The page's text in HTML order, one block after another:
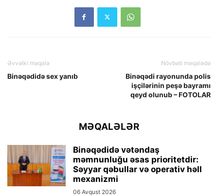
Əvvəlki məqalə
Binəqədidə sex yanıb
Növbəti məqalədə
Binəqədi rayonunda polis
işçilərinin peşə bayramı
qeyd olunub – FOTOLAR
MƏQALƏLƏR
Binəqədidə vətəndaş
məmnunluğu əsas prioritetdir:
Səyyar qəbullar və operativ həll
mexanizmi
06 Avqust 2026